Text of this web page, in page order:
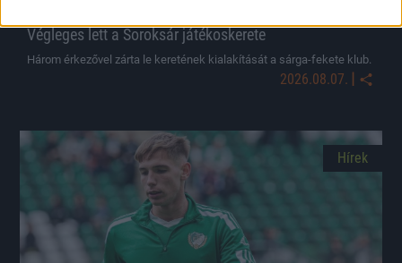
Végleges lett a Soroksár játékoskerete
Három érkezővel zárta le keretének kialakítását a sárga-fekete klub.
2026.08.07. |
Hírek